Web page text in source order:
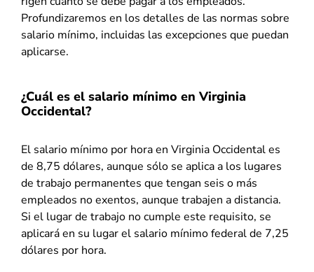
Profundizaremos en los detalles de las normas sobre
salario mínimo, incluidas las excepciones que puedan
aplicarse.
¿Cuál es el salario mínimo en Virginia
Occidental?
El salario mínimo por hora en Virginia Occidental es
de 8,75 dólares, aunque sólo se aplica a los lugares
de trabajo permanentes que tengan seis o más
empleados no exentos, aunque trabajen a distancia.
Si el lugar de trabajo no cumple este requisito, se
aplicará en su lugar el salario mínimo federal de 7,25
dólares por hora.